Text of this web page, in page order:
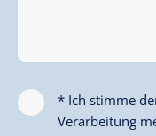
* Ich stimme
Verarbeitung